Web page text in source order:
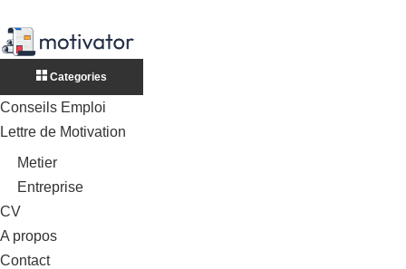
Categories
Conseils Emploi
Lettre de Motivation
Metier
Entreprise
CV
A propos
Contact